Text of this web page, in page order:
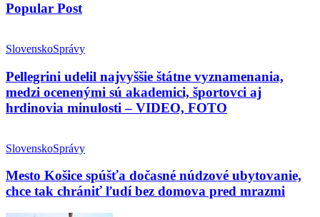
Popular Post
SlovenskoSprávy
Pellegrini udelil najvyššie štátne vyznamenania,
medzi ocenenými sú akademici, športovci aj
hrdinovia minulosti – VIDEO, FOTO
SlovenskoSprávy
Mesto Košice spúšťa dočasné núdzové ubytovanie,
chce tak chrániť ľudí bez domova pred mrazmi